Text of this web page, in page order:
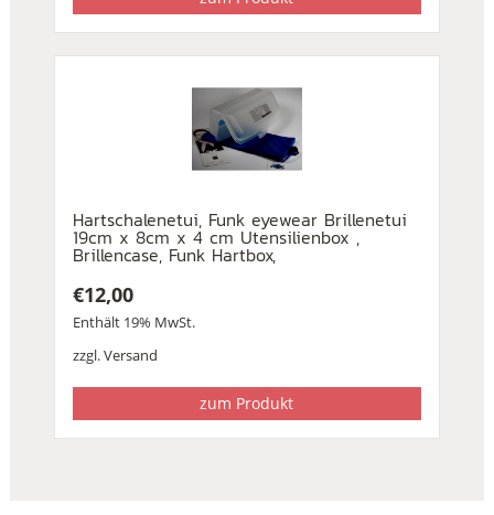
Hartschalenetui, Funk eyewear Brillenetui
19cm x 8cm x 4 cm Utensilienbox ,
Brillencase, Funk Hartbox,
€12,00
Enthält 19% MwSt.
zzgl.Versand
zum Produkt